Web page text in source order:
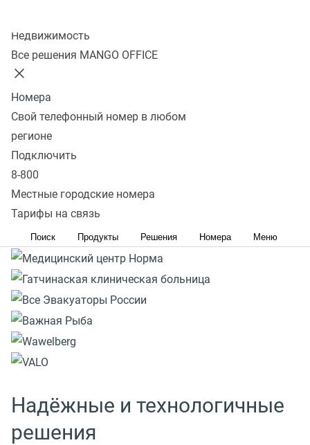
Недвижимость
Все решения MANGO OFFICE
Номера
Свой телефонный номер в любом
регионе
Подключить
8-800
Местные городские номера
Тарифы на связь
Поиск Продукты Решения Номера Меню
и правилах проведения акции расположена на сайте
https://www.mango-office.ru/promo-page/podderzka-
malogo-biznesa/
Надёжные и технологичные
решения